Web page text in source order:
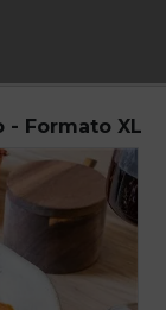
- Formato XL